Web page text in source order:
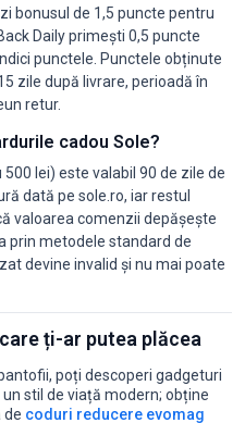
bonusul de 1,5 puncte pentru
Daily primești 0,5 puncte
punctele. Punctele obținute
zile după livrare, perioadă în
retur.
cadou Sole?
500 lei) este valabil 90 de zile de
dată pe sole.ro, iar restul
valoarea comenzii depășește
prin metodele standard de
devine invalid și nu mai poate
ți-ar putea plăcea
poți descoperi gadgeturi
stil de viață modern; obține
de coduri reducere evomag